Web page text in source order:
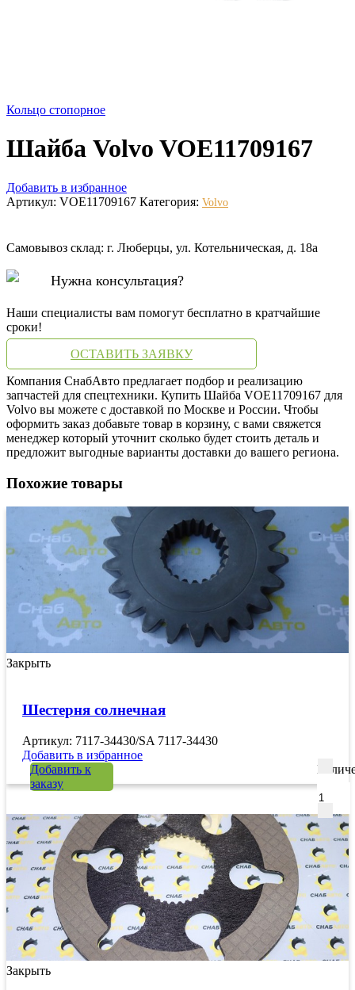
Кольцо стопорное
Шайба Volvo VOE11709167
Добавить в избранное
Артикул: VOE11709167 Категория: Volvo
Самовывоз склад: г. Люберцы, ул. Котельническая, д. 18а
Нужна консультация?
Наши специалисты вам помогут бесплатно в кратчайшие
сроки!
ОСТАВИТЬ ЗАЯВКУ
Компания СнабАвто предлагает подбор и реализацию
запчастей для спецтехники. Купить Шайба VOE11709167 для
Volvo вы можете с доставкой по Москве и России. Чтобы
оформить заказ добавьте товар в корзину, с вами свяжется
менеджер который уточнит сколько будет стоить деталь и
предложит выгодные варианты доставки до вашего региона.
Похожие товары
Закрыть
Шестерня солнечная
Артикул: 7117-34430/SA 7117-34430
Добавить в избранное
Добавить к
заказу
Закрыть